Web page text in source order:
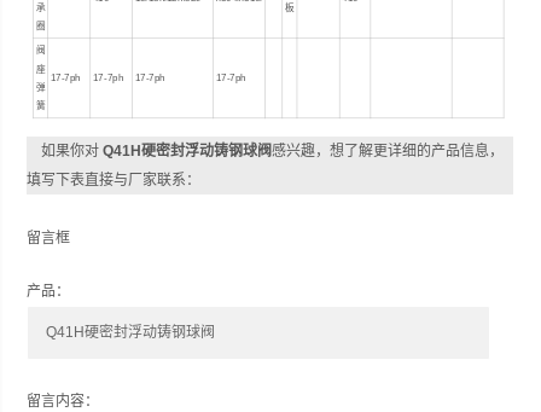
承
圈
板
阀
座
弹
簧
17-7ph 17-7ph 17-7ph 17-7ph
如果你对Q41H硬密封浮动铸钢球阀感兴趣，想了解更详细的产品信息，
填写下表直接与厂家联系：
留言框
产品：
留言内容：